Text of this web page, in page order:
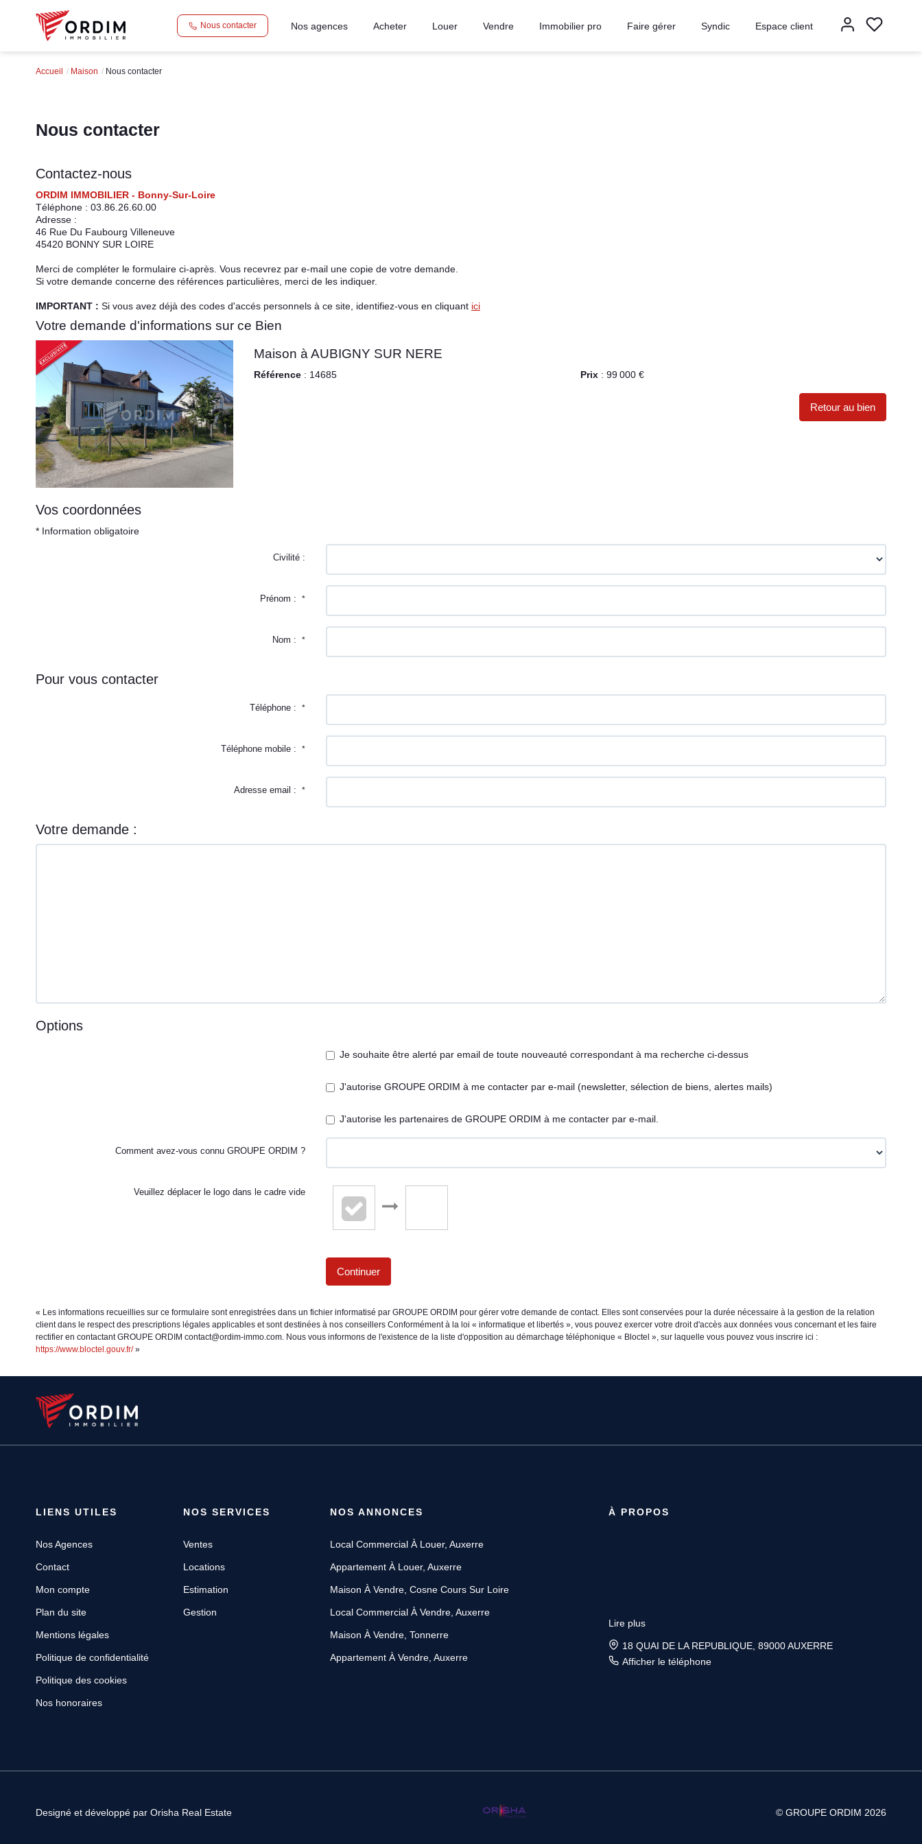
Nous contacter Nos agences Acheter Louer Vendre Immobilier pro Faire gérer Syndic Espace client
Accueil Maison Nous contacter
Nous contacter
Contactez-nous
ORDIM IMMOBILIER - Bonny-Sur-Loire
Téléphone : 03.86.26.60.00
Adresse :
46 Rue Du Faubourg Villeneuve
45420 BONNY SUR LOIRE
Merci de compléter le formulaire ci-après. Vous recevrez par e-mail une copie de votre demande.
Si votre demande concerne des références particulières, merci de les indiquer.
IMPORTANT : Si vous avez déjà des codes d'accés personnels à ce site, identifiez-vous en cliquant ici
Votre demande d'informations sur ce Bien
Maison à AUBIGNY SUR NERE
Référence: 14685 Prix: 99 000 €
Retour au bien
Vos coordonnées
* Information obligatoire
Civilité :
Prénom :*
Nom :*
Pour vous contacter
Téléphone :*
Téléphone mobile :*
Adresse email :*
Votre demande :
Options
Je souhaite être alerté par email de toute nouveauté correspondant à ma recherche ci-dessus
J'autorise GROUPE ORDIM à me contacter par e-mail (newsletter, sélection de biens, alertes mails)
J'autorise les partenaires de GROUPE ORDIM à me contacter par e-mail.
Comment avez-vous connu GROUPE ORDIM ?
Veuillez déplacer le logo dans le cadre vide
Continuer
« Les informations recueillies sur ce formulaire sont enregistrées dans un fichier informatisé par GROUPE ORDIM pour gérer votre demande de contact. Elles sont conservées pour la durée nécessaire à la gestion de la relation
client dans le respect des prescriptions légales applicables et sont destinées à nos conseillers Conformément à la loi « informatique et libertés », vous pouvez exercer votre droit d'accès aux données vous concernant et les faire
rectifier en contactant GROUPE ORDIM contact@ordim-immo.com. Nous vous informons de l'existence de la liste d'opposition au démarchage téléphonique « Bloctel », sur laquelle vous pouvez vous inscrire ici :
https://www.bloctel.gouv.fr/»
LIENS UTILES
Nos Agences
Contact
Mon compte
Plan du site
Mentions légales
Politique de confidentialité
Politique des cookies
Nos honoraires
NOS SERVICES
Ventes
Locations
Estimation
Gestion
NOS ANNONCES
Local Commercial À Louer, Auxerre
Appartement À Louer, Auxerre
Maison À Vendre, Cosne Cours Sur Loire
Local Commercial À Vendre, Auxerre
Maison À Vendre, Tonnerre
Appartement À Vendre, Auxerre
À PROPOS
Lire plus
18 QUAI DE LA REPUBLIQUE, 89000 AUXERRE
Afficher le téléphone
Designé et développé par Orisha Real Estate © GROUPE ORDIM 2026